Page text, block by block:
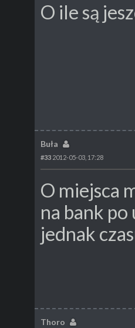
O ile są
Buła
#33 2012-05-03, 17:28
O miejsca
na bank
jednak
Thoro